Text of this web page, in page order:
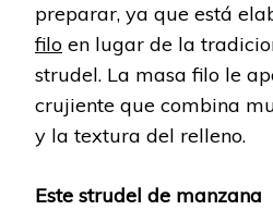
preparar, ya que está
filo en lugar de la
strudel. La masa filo le
crujiente que combina
y la textura del relleno.
Este strudel de manzana